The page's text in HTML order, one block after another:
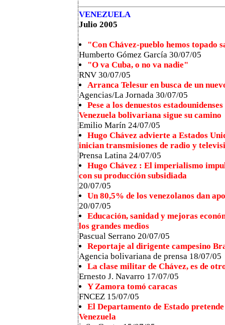
VENEZUELA
Julio 2005
"Con Chávez-pueblo hemos topado
Humberto Gómez García 30/07/05
"O va Cuba, o no va nadie"
RNV 30/07/05
Arranca Telesur en busca de un
Agencias/La Jornada 30/07/05
Pese a los denuestos estadounidenses
Venezuela bolivariana sigue su camino
Emilio Marín 24/07/05
Hugo Chávez advierte a Estados
inician transmisiones de radio y
Prensa Latina 24/07/05
Hugo Chávez : El imperialismo
con su producción subsidiada
20/07/05
Un 80,5% de los venezolanos dan
20/07/05
Educación, sanidad y mejoras
los grandes medios
Pascual Serrano 20/07/05
Reportaje al dirigente campesino
Agencia bolivariana de prensa 18/07/05
La clase militar de Chávez, es de
Ernesto J. Navarro 17/07/05
Y Zamora tomó caracas
FNCEZ 15/07/05
El Departamento de Estado
Venezuela